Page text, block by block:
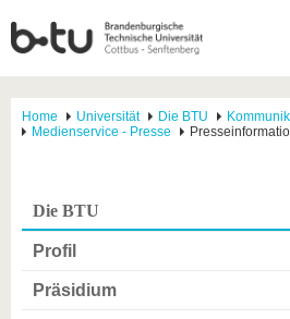
Home Universität Die BTU
Medienservice - Presse
Die BTU
Profil
Präsidium